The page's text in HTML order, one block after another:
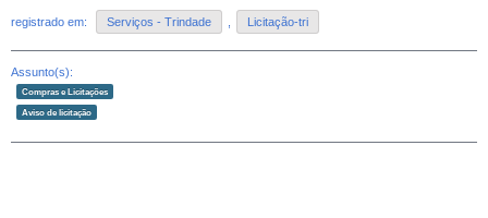
registrado em: Serviços - Trindade Licitação-tri
Assunto(s):
Compras e Licitações
Aviso de licitação